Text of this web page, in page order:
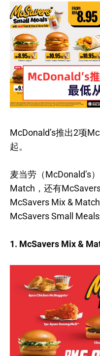
McDonald’s推出2项
起。
麦当劳（McDonald’s
Match，还有
McSavers Mix &
McSavers Small
1. McSavers Mix &